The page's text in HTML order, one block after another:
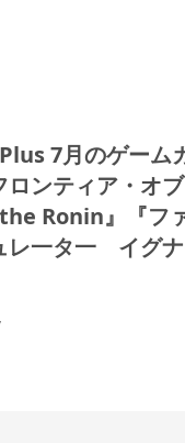
7月のゲーム
ロンティア・オ
Ronin』『フ
レ一タ一 イグ